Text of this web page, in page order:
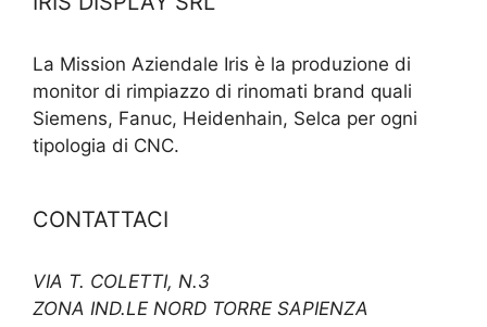
La Mission Aziendale Iris è la produzione di
monitor di rimpiazzo di rinomati brand quali
Siemens, Fanuc, Heidenhain, Selca per ogni
tipologia di CNC.
CONTATTACI
VIA T. COLETTI, N.3
ZONA IND.LE NORD TORRE SAPIENZA